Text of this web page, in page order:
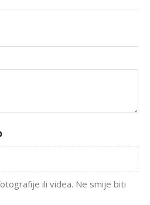
ili videa. Ne smije biti